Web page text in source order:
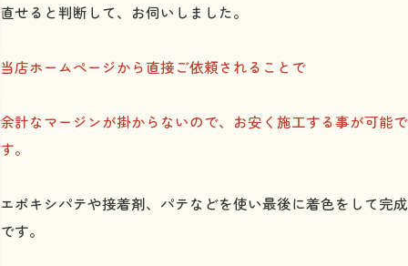
直せると判断して、お伺いしました。
当店ホームページから直接ご依頼されることで
余計なマージンが掛からないので、お安く施工する事が可能で
す。
エポキシパテや接着剤、パテなどを使い最後に着色をして完成
です。